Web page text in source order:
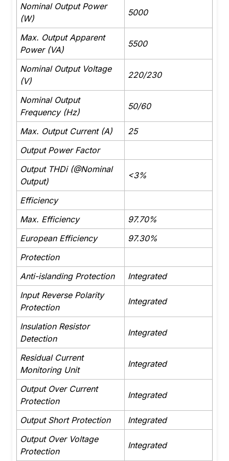
Nominal Output Power
(W)
5000
Max. Output Apparent
Power (VA)
5500
Nominal Output Voltage
(V)
220/230
Nominal Output
Frequency (Hz)
50/60
Max. Output Current (A)
25
Output Power Factor
Output THDi (@Nominal
Output)
<3%
Efficiency
Max. Efficiency
97.70%
European Efficiency
97.30%
Protection
Anti-islanding Protection
Integrated
Input Reverse Polarity
Protection
Integrated
Insulation Resistor
Detection
Integrated
Residual Current
Monitoring Unit
Integrated
Output Over Current
Protection
Integrated
Output Short Protection
Integrated
Output Over Voltage
Protection
Integrated